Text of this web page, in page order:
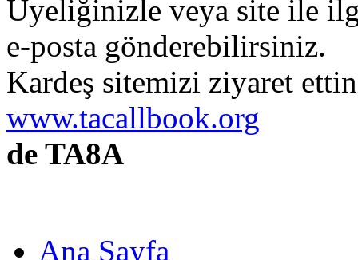
Üyeliğinizle veya site ile
e-posta gönderebilirsiniz.
Kardeş sitemizi ziyaret
www.tacallbook.org
de TA8A
Ana Sayfa